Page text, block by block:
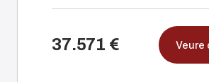
37.571 € Veure